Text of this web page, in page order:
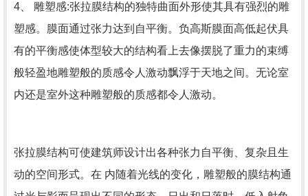
4、 雕塑感:张拉膜结构的独特曲面外形使其具有强烈的雕
塑感。膜面通过张力达到自平衡。负高斯膜面高低起伏具
有的平衡感使体型较大的结构看上去像摆脱了重力的束缚
般轻盈地雕塑般的质感令人激动飘浮于天地之间。无论室
内还是室外这种雕塑般的质感都令人激动。
张拉膜结构可使建筑师设计出各种张力自平衡、复杂且生
动的空间形式。在 内随着光线的变化，雕塑般的膜结构通